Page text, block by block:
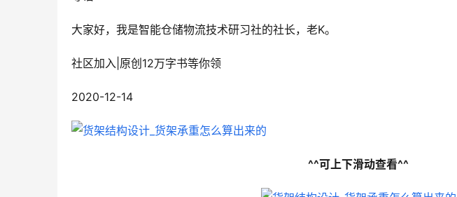
大家好，我是智能仓储物流技术研习社的社长，老K。
社区加入|原创12万字书等你领
2020-12-14
^^可上下滑动查看^^